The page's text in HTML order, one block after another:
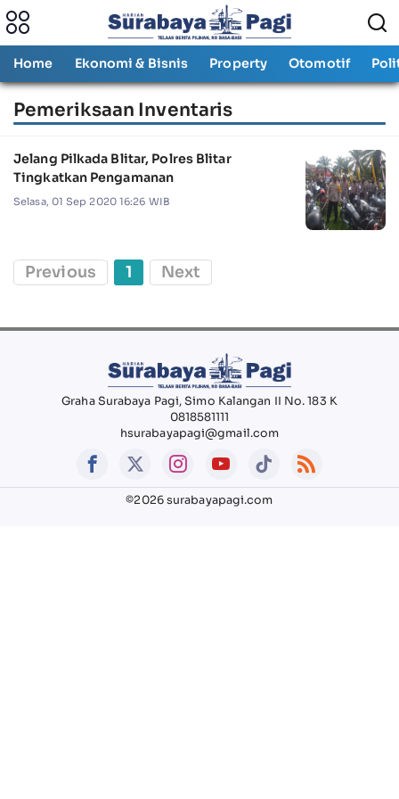
Home Ekonomi & Bisnis Property Otomotif
Pemeriksaan Inventaris
Jelang Pilkada Blitar, Polres Blitar
Tingkatkan Pengamanan
Selasa, 01 Sep 2020 16:26 WIB
Previous 1 Next
Graha Surabaya Pagi, Simo Kalangan II No. 183 K
0818581111
hsurabayapagi@gmail.com
©2026 surabayapagi.com